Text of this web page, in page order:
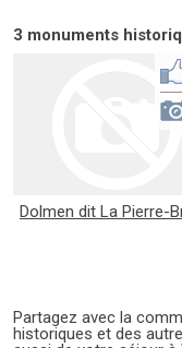
3 monuments
Dolmen dit La Pierre-
Partagez avec la
historiques et des